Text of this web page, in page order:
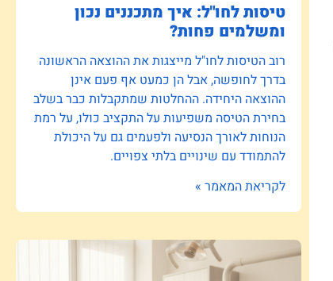
טיסות לחו"ל: איך מתכננים נכון
ומשלמים פחות?
רוב הטיסות לחו"ל מייצגות את ההוצאה הראשונה
בדרך לחופשה, אבל הן כמעט אף פעם אינן
ההוצאה היחידה. ההחלטות שמתקבלות כבר בשלב
בחירת הטיסה משפיעות על התקציב כולו, על רמת
הנוחות לאורך הנסיעה ולפעמים גם על היכולת
להתמודד עם שינויים בלתי צפויים.
לקריאת המאמר »